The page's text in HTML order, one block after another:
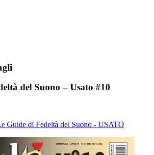
del Suono – Usato #10
Guide di Fedeltà del Suono - USATO